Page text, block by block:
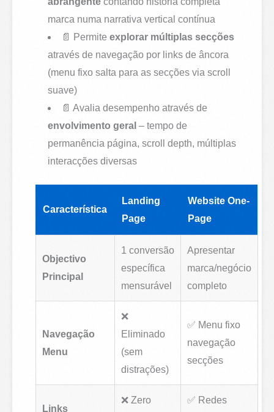
marca numa narrativa vertical contínua
📄 Permiteexplorar múltiplas secções
através de navegação por links de âncora
(menu fixo salta para as secções via scroll
suave)
📄 Avalia desempenho através de
envolvimento geral – tempo de
permanência página, scroll depth, múltiplas
interacções diversas
Característica
Landing
Page
Website One-
Page
Objectivo
Principal
1 conversão
específica
mensurável
Apresentar
marca/negócio
completo
Navegação
Menu
❌
Eliminado
(sem
distrações)
✅ Menu fixo
navegação
secções
Links
❌ Zero ✅ Redes